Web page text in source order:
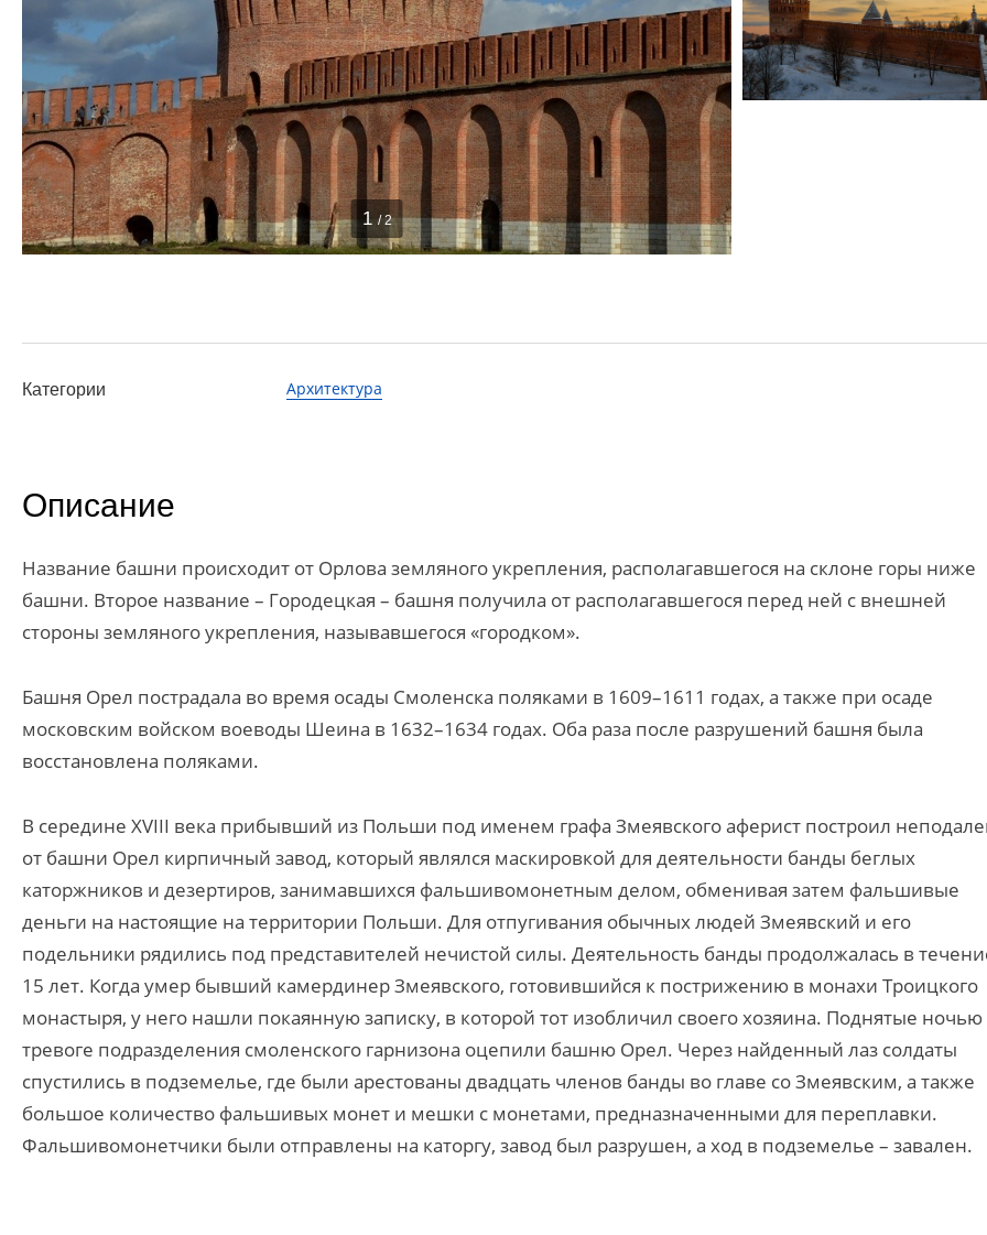
1 / 2
Категории Архитектура
Описание
Название башни происходит от Орлова земляного укрепления, располагавшегося на склоне горы ниже
башни. Второе название – Городецкая – башня получила от располагавшегося перед ней с внешней
стороны земляного укрепления, называвшегося «городком».
Башня Орел пострадала во время осады Смоленска поляками в 1609–1611 годах, а также при осаде
московским войском воеводы Шеина в 1632–1634 годах. Оба раза после разрушений башня была
восстановлена поляками.
В середине XVIII века прибывший из Польши под именем графа Змеявского аферист построил
от башни Орел кирпичный завод, который являлся маскировкой для деятельности банды беглых
каторжников и дезертиров, занимавшихся фальшивомонетным делом, обменивая затем фальшивые
деньги на настоящие на территории Польши. Для отпугивания обычных людей Змеявский и его
подельники рядились под представителей нечистой силы. Деятельность банды продолжалась в
15 лет. Когда умер бывший камердинер Змеявского, готовившийся к пострижению в монахи Троицкого
монастыря, у него нашли покаянную записку, в которой тот изобличил своего хозяина. Поднятые
тревоге подразделения смоленского гарнизона оцепили башню Орел. Через найденный лаз солдаты
спустились в подземелье, где были арестованы двадцать членов банды во главе со Змеявским, а также
большое количество фальшивых монет и мешки с монетами, предназначенными для переплавки.
Фальшивомонетчики были отправлены на каторгу, завод был разрушен, а ход в подземелье – завален.